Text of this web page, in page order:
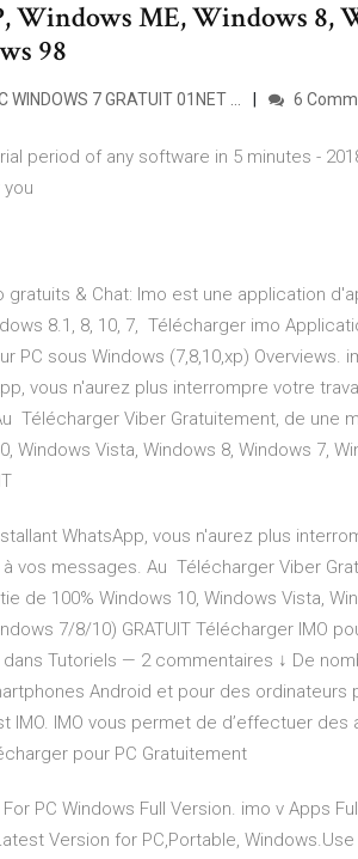
Windows ME, Windows 8,
98
WINDOWS 7 GRATUIT 01NET … 6
period of any software in 5 minutes -
gratuits & Chat: Imo est une application
8.1, 8, 10, 7, Télécharger imo
PC sous Windows (7,8,10,xp) Overviews.
vous n'aurez plus interrompre votre
Télécharger Viber Gratuitement, de une
Windows Vista, Windows 8, Windows 7,
WhatsApp, vous n'aurez plus
vos messages. Au Télécharger Viber
de 100% Windows 10, Windows Vista,
7/8/10) GRATUIT Télécharger IMO
dans Tutoriels — 2 commentaires ↓ De
Android et pour des ordinateurs
IMO. IMO vous permet de d’effectuer
pour PC Gratuitement
PC Windows Full Version. imo v Apps
Version for PC,Portable,